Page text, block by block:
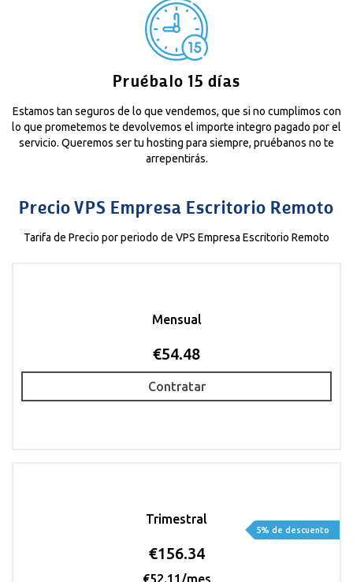
Pruébalo 15 días
Estamos tan seguros de lo que vendemos, que si no cumplimos con
lo que prometemos te devolvemos el importe integro pagado por el
servicio. Queremos ser tu hosting para siempre, pruébanos no te
arrepentirás.
Precio VPS Empresa Escritorio Remoto
Tarifa de Precio por periodo de VPS Empresa Escritorio Remoto
Mensual
€54.48
Contratar
Trimestral
€156.34
€52.11/mes
5% de descuento